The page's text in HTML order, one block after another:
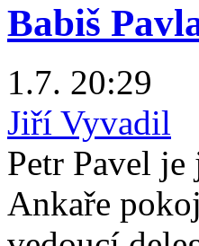
Babiš
1.7. 20:29
Jiří Vyvadil
Petr Pavel
Ankaře